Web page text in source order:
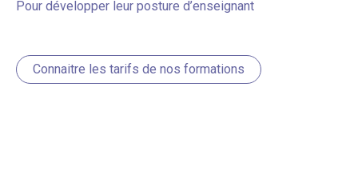
Pour développer leur posture d’enseignant
Connaitre les tarifs de nos formations